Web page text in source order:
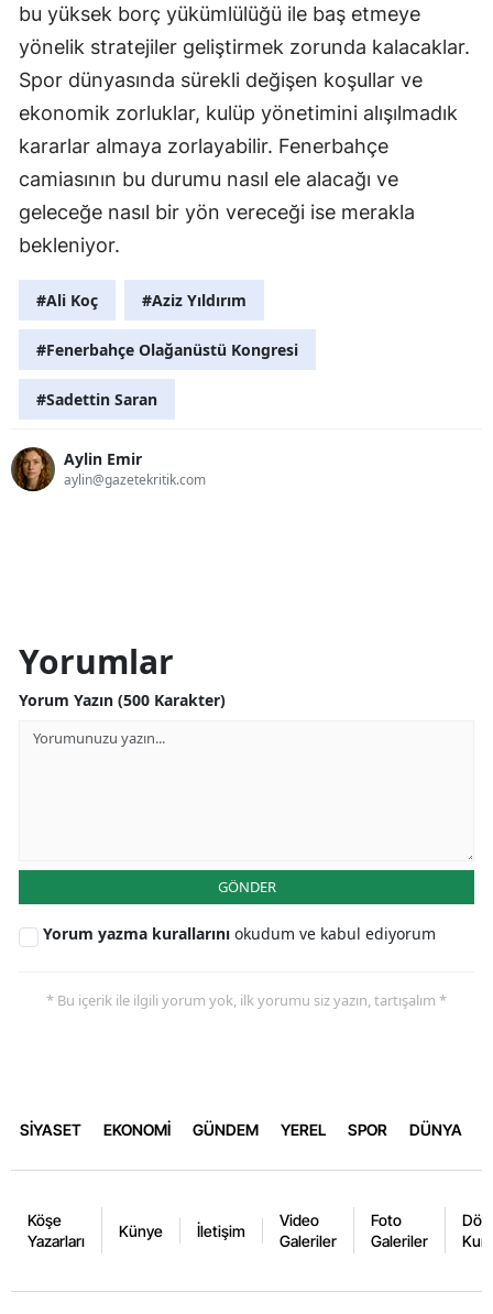
bu yüksek borç yükümlülüğü ile baş etmeye
yönelik stratejiler geliştirmek zorunda kalacaklar.
Spor dünyasında sürekli değişen koşullar ve
ekonomik zorluklar, kulüp yönetimini alışılmadık
kararlar almaya zorlayabilir. Fenerbahçe
camiasının bu durumu nasıl ele alacağı ve
geleceğe nasıl bir yön vereceği ise merakla
bekleniyor.
#Ali Koç #Aziz Yıldırım
#Fenerbahçe Olağanüstü Kongresi
#Sadettin Saran
Aylin Emir
aylin@gazetekritik.com
Yorumlar
Yorum Yazın (500 Karakter)
GÖNDER
Yorum yazma kurallarını okudum ve kabul ediyorum
* Bu içerik ile ilgili yorum yok, ilk yorumu siz yazın, tartışalım *
SİYASET EKONOMİ GÜNDEM YEREL SPOR DÜNYA
Köşe
Yazarları
Künye İletişim
Video
Galeriler
Foto
Galeriler